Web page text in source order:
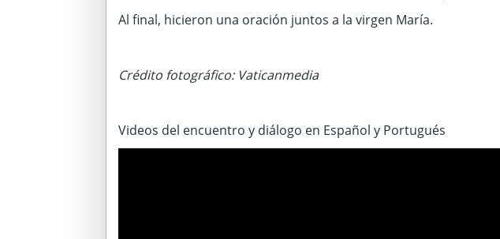
Al final, hicieron una oración juntos a la virgen María.
Crédito fotográfico: Vaticanmedia
Videos del encuentro y diálogo en Español y Portugués